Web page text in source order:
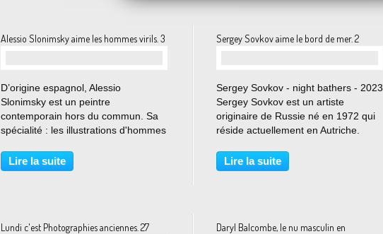
Alessio Slonimsky aime les hommes virils. 3
D’origine espagnol, Alessio
Slonimsky est un peintre
contemporain hors du commun. Sa
spécialité : les illustrations d'hommes
composé d’illustrations
pornographiques et une bande
Lire la suite
Sergey Sovkov aime le bord de mer. 2
Sergey Sovkov - night bathers - 2023
Sergey Sovkov est un artiste
originaire de Russie né en 1972 qui
réside actuellement en Autriche.
tourne autour de la peinture et de la
céramique, explorant
Lire la suite
Lundi c'est Photographies anciennes. 27
Daryl Balcombe, le nu masculin en